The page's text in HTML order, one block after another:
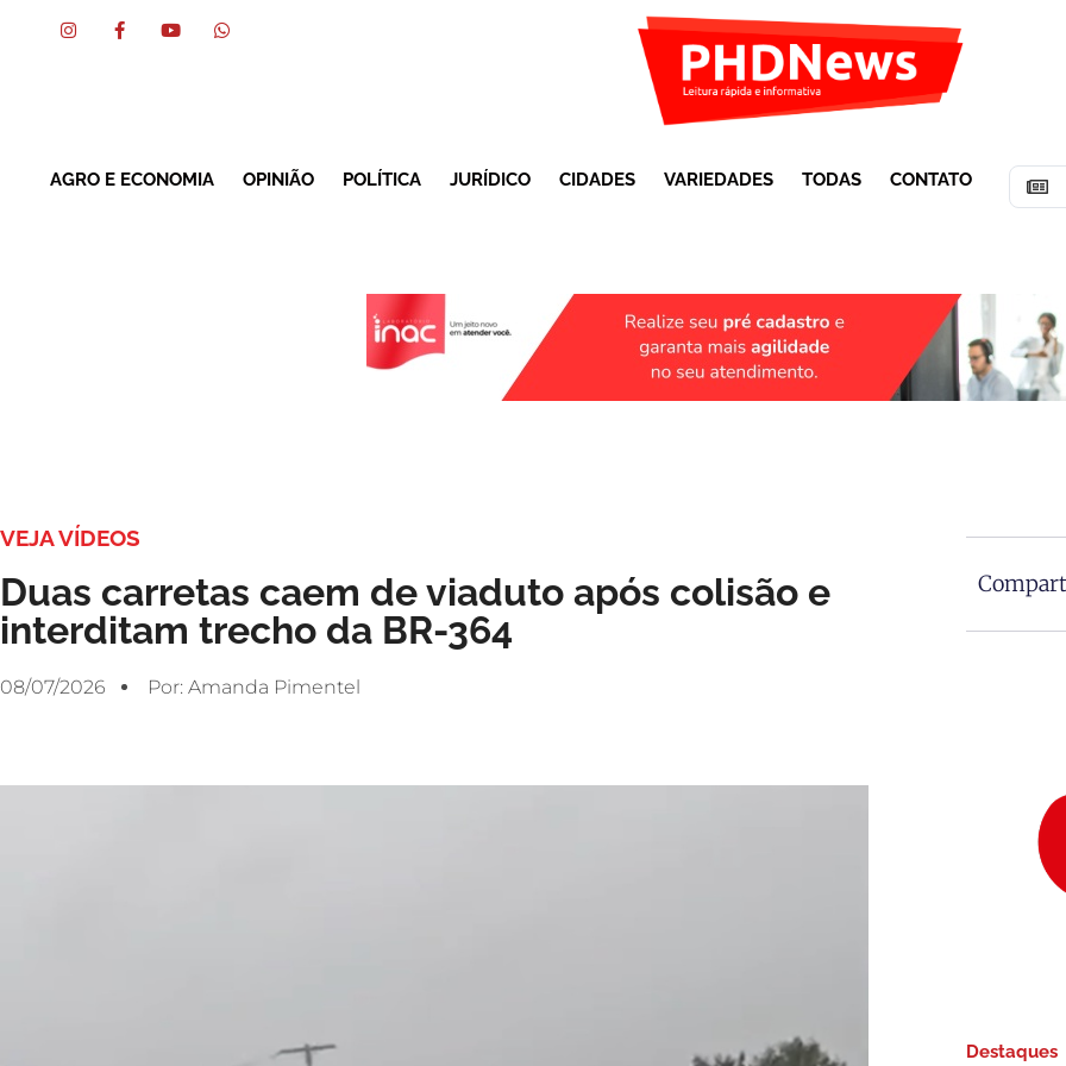
AGRO E ECONOMIA OPINIÃO POLÍTICA JURÍDICO CIDADES VARIEDADES TODAS CONTATO
VEJA VÍDEOS
Duas carretas caem de viaduto após colisão e
interditam trecho da BR-364
08/07/2026 Por: Amanda Pimentel
Destaques